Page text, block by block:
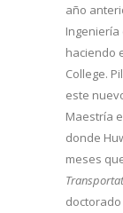
año
Ingeniería
haciendo
College.
este
Maestría
donde
meses
doctorado